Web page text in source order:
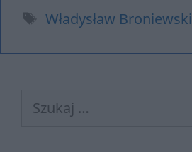
Tagi
Władysław Broniewski